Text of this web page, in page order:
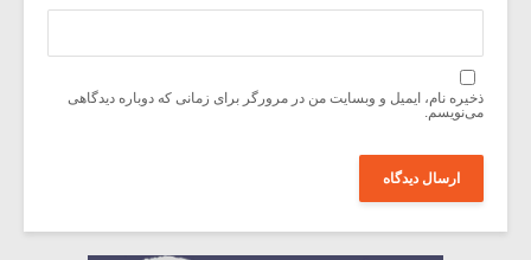
ذخیره نام، ایمیل و وبسایت من در مرورگر برای زمانی که دوباره دیدگاهی
می‌نویسم.